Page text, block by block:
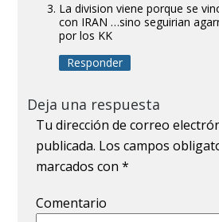
La division viene porque se
con IRAN …sino seguirian
por los KK
Responder
Deja una respuesta
Tu dirección de correo
publicada. Los campos
marcados con*
Comentario